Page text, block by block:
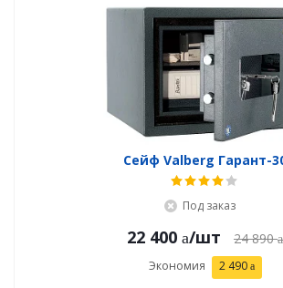
Сейф Valberg Гарант-
Под заказ
22 400 /шт 24 890
Экономия 2 490